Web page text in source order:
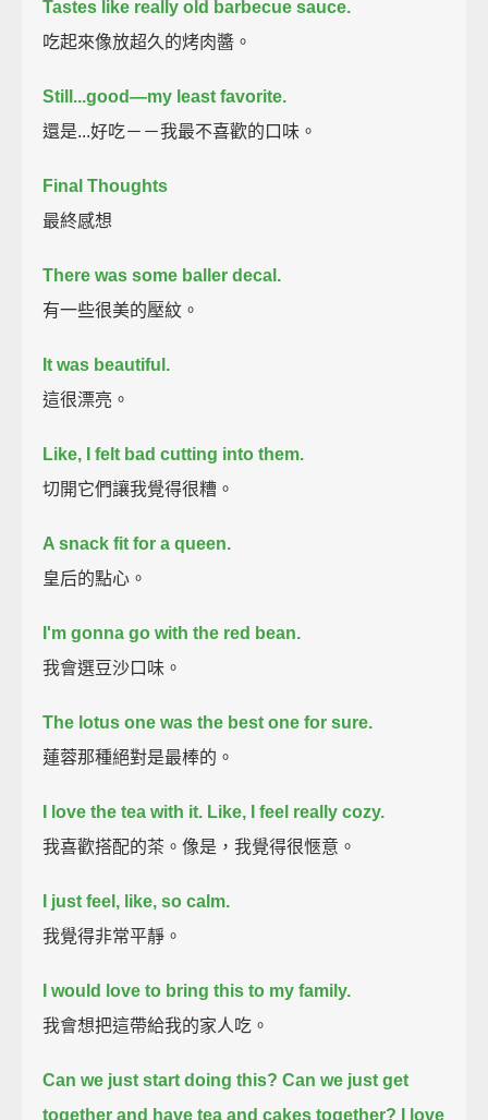
Tastes like really old barbecue sauce.
吃起來像放超久的烤肉醬。
Still...good—my least favorite.
還是...好吃－－我最不喜歡的口味。
Final Thoughts
最終感想
There was some baller decal.
有一些很美的壓紋。
It was beautiful.
這很漂亮。
Like, I felt bad cutting into them.
切開它們讓我覺得很糟。
A snack fit for a queen.
皇后的點心。
I'm gonna go with the red bean.
我會選豆沙口味。
The lotus one was the best one for sure.
蓮蓉那種絕對是最棒的。
I love the tea with it. Like, I feel really cozy.
我喜歡搭配的茶。像是，我覺得很愜意。
I just feel, like, so calm.
我覺得非常平靜。
I would love to bring this to my family.
我會想把這帶給我的家人吃。
Can we just start doing this? Can we just get
together and have tea and cakes together?
I love